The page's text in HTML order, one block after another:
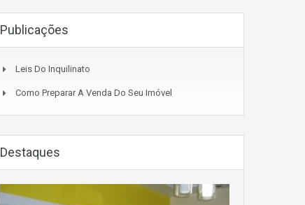
Publicações
Leis Do Inquilinato
Como Preparar A Venda Do Seu Imóvel
Destaques